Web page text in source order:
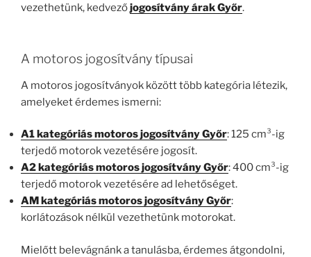
vezethetünk, kedvezőjogosítvány árak Győr.
A motoros jogosítvány típusai
A motoros jogosítványok között több kategória létezik,
amelyeket érdemes ismerni:
A1 kategóriás motoros jogosítvány Győr: 125 cm³-ig
terjedő motorok vezetésére jogosít.
A2 kategóriás motoros jogosítvány Győr: 400 cm³-ig
terjedő motorok vezetésére ad lehetőséget.
AM kategóriás motoros jogosítvány Győr:
korlátozások nélkül vezethetünk motorokat.
Mielőtt belevágnánk a tanulásba, érdemes átgondolni,